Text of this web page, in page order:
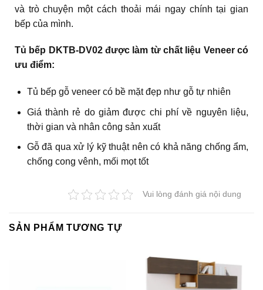
và trò chuyện một cách thoải mái ngay chính tại gian
bếp của mình.
Tủ bếp DKTB-DV02 được làm từ chất liệu Veneer có
ưu điểm:
Tủ bếp gỗ veneer có bề mặt đẹp như gỗ tự nhiên
Giá thành rẻ do giảm được chi phí về nguyên liệu,
thời gian và nhân công sản xuất
Gỗ đã qua xử lý kỹ thuật nên có khả năng chống ẩm,
chống cong vênh, mối mọt tốt
Vui lòng đánh giá nội dung
SẢN PHẨM TƯƠNG TỰ